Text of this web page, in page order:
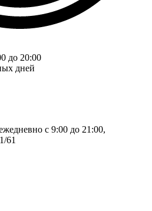
до 20:00
дней
с 9:00 до 21:00,
61